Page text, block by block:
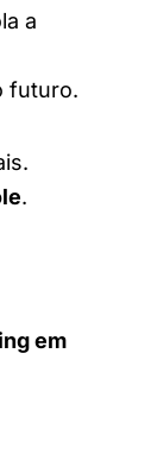
a
futuro.
.
em